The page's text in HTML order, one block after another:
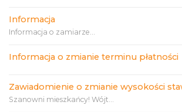
Informacja
Informacja o zamiarze...
Informacja o zmianie terminu płatności
Zawiadomienie o zmianie wysokości
Szanowni mieszkańcy! Wójt...